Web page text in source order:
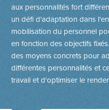
aux personnalités fort
un défi d'adaptation dans
mobilisation du personnel
en fonction des objectifs
des moyens concrets pour
différentes personnalités et
travail et d'optimiser le